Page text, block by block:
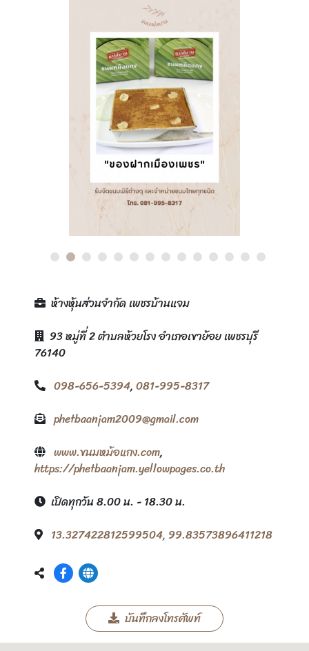
ห้างหุ้นส่วนจำกัด เพชรบ้านแจม
93 หมู่ที่ 2 ตำบลห้วยโรง อำเภอเขาย้อย เพชรบุรี
76140
098-656-5394,081-995-8317
phetbaanjam2009@gmail.com
www.ขนมหม้อแกง.com,
https://phetbaanjam.yellowpages.co.th
เปิดทุกวัน 8.00 น. - 18.30 น.
13.327422812599504, 99.83573896411218
บันทึกลงโทรศัพท์